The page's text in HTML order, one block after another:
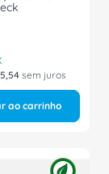
,54 sem juros
ao carrinho